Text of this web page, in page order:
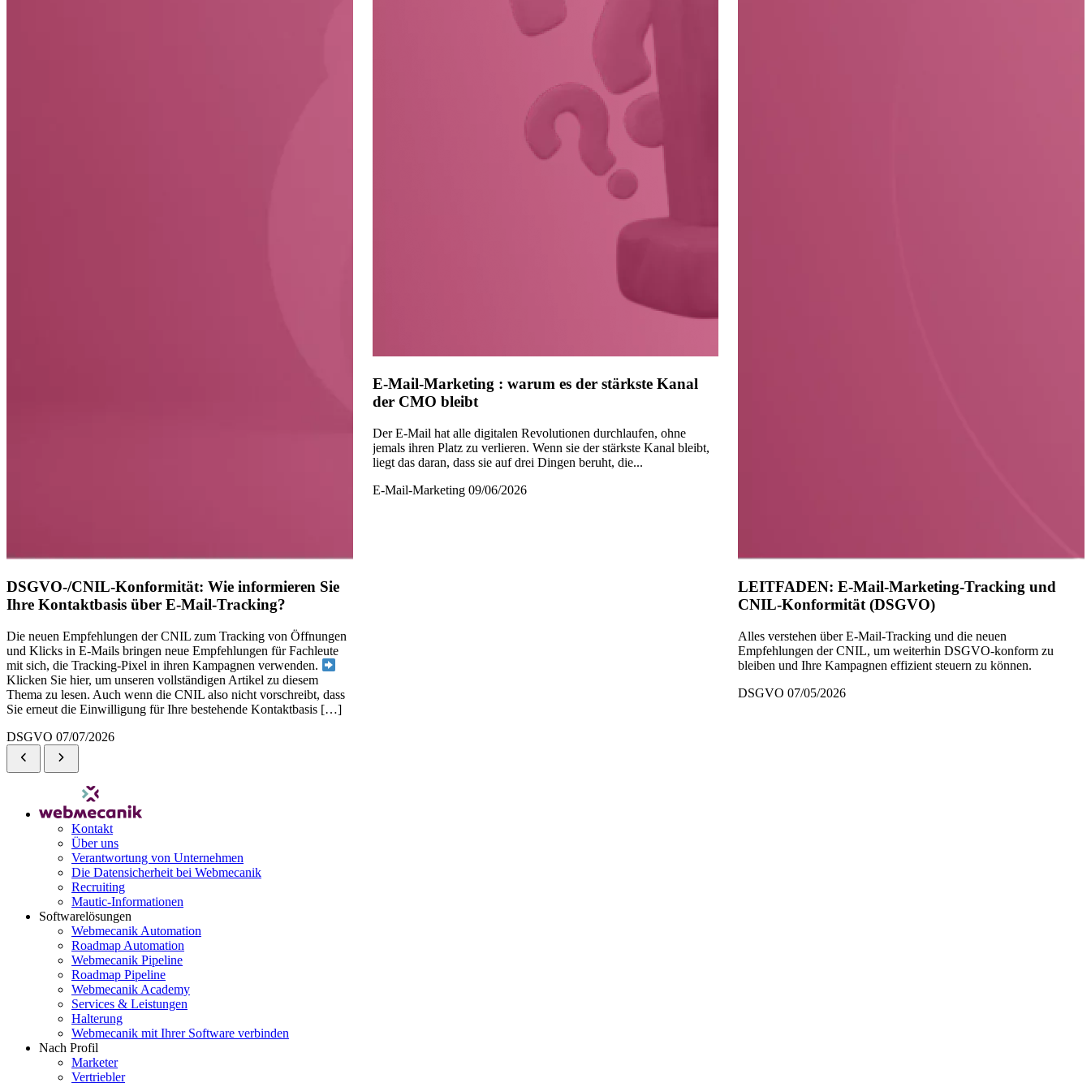
DSGVO-/CNIL-Konformität: Wie informieren Sie
Ihre Kontaktbasis über E-Mail-Tracking?
Die neuen Empfehlungen der CNIL zum Tracking von Öffnungen
und Klicks in E-Mails bringen neue Empfehlungen für Fachleute
mit sich, die Tracking-Pixel in ihren Kampagnen verwenden.
Klicken Sie hier, um unseren vollständigen Artikel zu diesem
Thema zu lesen. Auch wenn die CNIL also nicht vorschreibt, dass
Sie erneut die Einwilligung für Ihre bestehende Kontaktbasis […]
DSGVO 07/07/2026
E-Mail-Marketing : warum es der stärkste Kanal
der CMO bleibt
Der E-Mail hat alle digitalen Revolutionen durchlaufen, ohne
jemals ihren Platz zu verlieren. Wenn sie der stärkste Kanal bleibt,
liegt das daran, dass sie auf drei Dingen beruht, die...
E-Mail-Marketing 09/06/2026
LEITFADEN: E-Mail-Marketing-Tracking und
CNIL-Konformität (DSGVO)
Alles verstehen über E-Mail-Tracking und die neuen
Empfehlungen der CNIL, um weiterhin DSGVO-konform zu
bleiben und Ihre Kampagnen effizient steuern zu können.
DSGVO 07/05/2026
Kontakt
Über uns
Verantwortung von Unternehmen
Die Datensicherheit bei Webmecanik
Recruiting
Mautic-Informationen
Softwarelösungen
Webmecanik Automation
Roadmap Automation
Webmecanik Pipeline
Roadmap Pipeline
Webmecanik Academy
Services & Leistungen
Halterung
Webmecanik mit Ihrer Software verbinden
Nach Profil
Marketer
Vertriebler